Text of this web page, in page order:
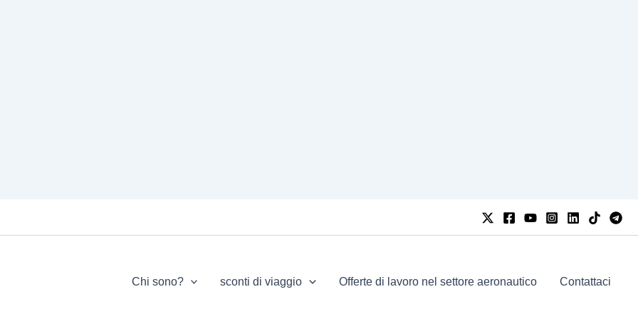
Chi sono? sconti di viaggio Offerte di lavoro nel settore aeronautico Contattaci